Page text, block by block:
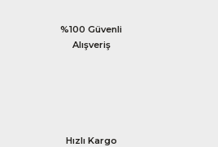
%100 Güvenli
Alışveriş
Hızlı Kargo